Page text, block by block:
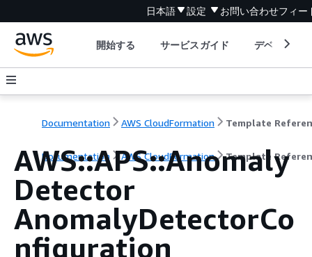
日本語 設定 お問い合わせフィー
開始する サービスガイド デベロッパ
Documentation AWS CloudFormation Template
Documentation AWS CloudFormation Template
AWS::APS::Anomaly
Detector
AnomalyDetectorCo
nfiguration